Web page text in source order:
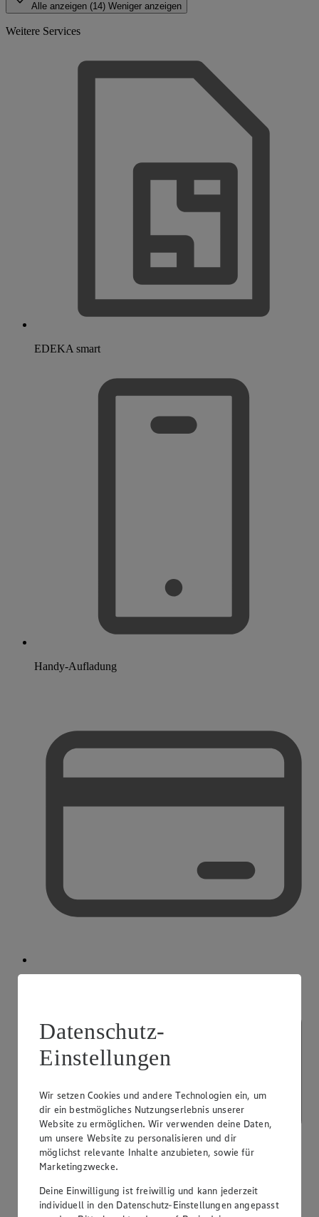
Alle anzeigen (14) Weniger anzeigen
Weitere Services
EDEKA smart
Handy-Aufladung
Datenschutz-
Einstellungen
Wir setzen Cookies und andere Technologien ein, um
dir ein bestmögliches Nutzungserlebnis unserer
Website zu ermöglichen. Wir verwenden deine Daten,
um unsere Website zu personalisieren und dir
möglichst relevante Inhalte anzubieten, sowie für
Marketingzwecke.
Deine Einwilligung ist freiwillig und kann jederzeit
individuell in den Datenschutz-Einstellungen angepasst